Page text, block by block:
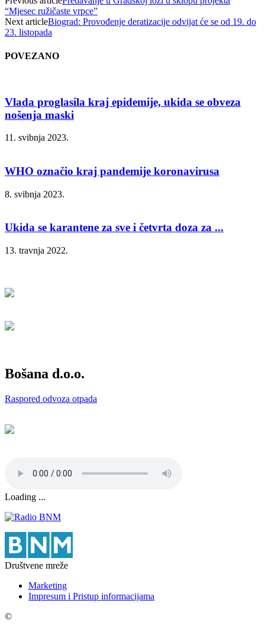
“Mjesec ružičaste vrpce”
Next articleBiograd: Provođenje deratizacije odvijat će se od 19. do
23. listopada
POVEZANO
Vlada proglasila kraj epidemije, ukida se obveza
nošenja maski
11. svibnja 2023.
WHO označio kraj pandemije koronavirusa
8. svibnja 2023.
Ukida se karantene za sve i četvrta doza za ...
13. travnja 2022.
Bošana d.o.o.
Raspored odvoza otpada
Loading ...
Društvene mreže
Marketing
Impresum i Pristup informacijama
©